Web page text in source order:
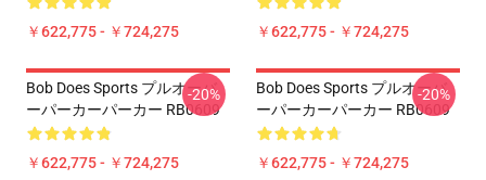
￥622,775 - ￥724,275 ￥622,775 - ￥724,275
Bob Does Sports プルオーバ
ーパーカーパーカー RB0609
￥622,775 - ￥724,275
-20%
Bob Does Sports プルオーバ
ーパーカーパーカー RB0609
￥622,775 - ￥724,275
-20%